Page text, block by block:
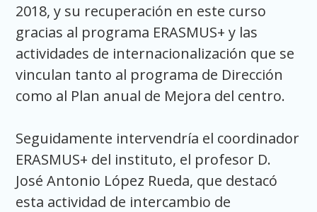
2018, y su recuperación en este curso
gracias al programa ERASMUS+ y las
actividades de internacionalización que se
vinculan tanto al programa de Dirección
como al Plan anual de Mejora del centro.
Seguidamente intervendría el coordinador
ERASMUS+ del instituto, el profesor D.
José Antonio López Rueda, que destacó
esta actividad de intercambio de